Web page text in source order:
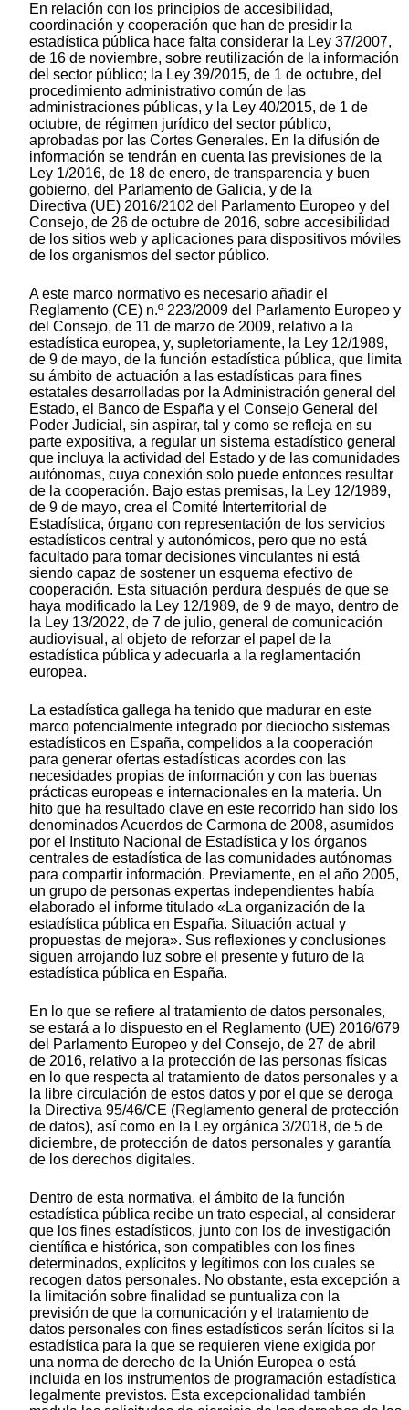
En relación con los principios de accesibilidad,
coordinación y cooperación que han de presidir la
estadística pública hace falta considerar la Ley 37/2007,
de 16 de noviembre, sobre reutilización de la información
del sector público; la Ley 39/2015, de 1 de octubre, del
procedimiento administrativo común de las
administraciones públicas, y la Ley 40/2015, de 1 de
octubre, de régimen jurídico del sector público,
aprobadas por las Cortes Generales. En la difusión de
información se tendrán en cuenta las previsiones de la
Ley 1/2016, de 18 de enero, de transparencia y buen
gobierno, del Parlamento de Galicia, y de la
Directiva (UE) 2016/2102 del Parlamento Europeo y del
Consejo, de 26 de octubre de 2016, sobre accesibilidad
de los sitios web y aplicaciones para dispositivos móviles
de los organismos del sector público.
A este marco normativo es necesario añadir el
Reglamento (CE) n.º 223/2009 del Parlamento Europeo y
del Consejo, de 11 de marzo de 2009, relativo a la
estadística europea, y, supletoriamente, la Ley 12/1989,
de 9 de mayo, de la función estadística pública, que limita
su ámbito de actuación a las estadísticas para fines
estatales desarrolladas por la Administración general del
Estado, el Banco de España y el Consejo General del
Poder Judicial, sin aspirar, tal y como se refleja en su
parte expositiva, a regular un sistema estadístico general
que incluya la actividad del Estado y de las comunidades
autónomas, cuya conexión solo puede entonces resultar
de la cooperación. Bajo estas premisas, la Ley 12/1989,
de 9 de mayo, crea el Comité Interterritorial de
Estadística, órgano con representación de los servicios
estadísticos central y autonómicos, pero que no está
facultado para tomar decisiones vinculantes ni está
siendo capaz de sostener un esquema efectivo de
cooperación. Esta situación perdura después de que se
haya modificado la Ley 12/1989, de 9 de mayo, dentro de
la Ley 13/2022, de 7 de julio, general de comunicación
audiovisual, al objeto de reforzar el papel de la
estadística pública y adecuarla a la reglamentación
europea.
La estadística gallega ha tenido que madurar en este
marco potencialmente integrado por dieciocho sistemas
estadísticos en España, compelidos a la cooperación
para generar ofertas estadísticas acordes con las
necesidades propias de información y con las buenas
prácticas europeas e internacionales en la materia. Un
hito que ha resultado clave en este recorrido han sido los
denominados Acuerdos de Carmona de 2008, asumidos
por el Instituto Nacional de Estadística y los órganos
centrales de estadística de las comunidades autónomas
para compartir información. Previamente, en el año 2005,
un grupo de personas expertas independientes había
elaborado el informe titulado «La organización de la
estadística pública en España. Situación actual y
propuestas de mejora». Sus reflexiones y conclusiones
siguen arrojando luz sobre el presente y futuro de la
estadística pública en España.
En lo que se refiere al tratamiento de datos personales,
se estará a lo dispuesto en el Reglamento (UE) 2016/679
del Parlamento Europeo y del Consejo, de 27 de abril
de 2016, relativo a la protección de las personas físicas
en lo que respecta al tratamiento de datos personales y a
la libre circulación de estos datos y por el que se deroga
la Directiva 95/46/CE (Reglamento general de protección
de datos), así como en la Ley orgánica 3/2018, de 5 de
diciembre, de protección de datos personales y garantía
de los derechos digitales.
Dentro de esta normativa, el ámbito de la función
estadística pública recibe un trato especial, al considerar
que los fines estadísticos, junto con los de investigación
científica e histórica, son compatibles con los fines
determinados, explícitos y legítimos con los cuales se
recogen datos personales. No obstante, esta excepción a
la limitación sobre finalidad se puntualiza con la
previsión de que la comunicación y el tratamiento de
datos personales con fines estadísticos serán lícitos si la
estadística para la que se requieren viene exigida por
una norma de derecho de la Unión Europea o está
incluida en los instrumentos de programación estadística
legalmente previstos. Esta excepcionalidad también